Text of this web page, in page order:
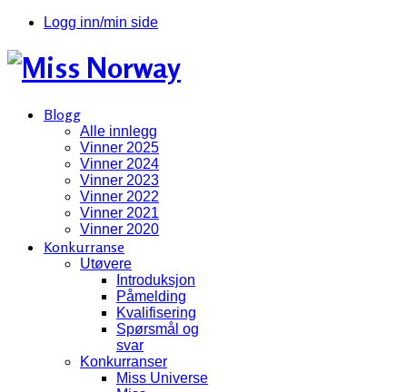
Logg inn/min side
Blogg
Alle innlegg
Vinner 2025
Vinner 2024
Vinner 2023
Vinner 2022
Vinner 2021
Vinner 2020
Konkurranse
Utøvere
Introduksjon
Påmelding
Kvalifisering
Spørsmål og
svar
Konkurranser
Miss Universe